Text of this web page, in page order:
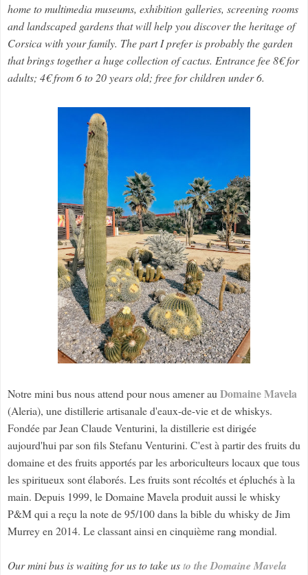
home to multimedia museums, exhibition galleries, screening rooms
and landscaped gardens that will help you discover the heritage of
Corsica with your family. The part I prefer is probably the garden
that brings together a huge collection of cactus. Entrance fee 8€ for
adults; 4€ from 6 to 20 years old; free for children under 6.
Notre mini bus nous attend pour nous amener auDomaine Mavela
(Aleria), une distillerie artisanale d'eaux-de-vie et de whiskys.
Fondée par Jean Claude Venturini, la distillerie est dirigée
aujourd'hui par son fils Stefanu Venturini. C'est à partir des fruits du
domaine et des fruits apportés par les arboriculteurs locaux que tous
les spiritueux sont élaborés. Les fruits sont récoltés et épluchés à la
main. Depuis 1999, le Domaine Mavela produit aussi le whisky
P&M qui a reçu la note de 95/100 dans la bible du whisky de Jim
Murrey en 2014. Le classant ainsi en cinquième rang mondial.
Our mini bus is waiting for us to take usto the Domaine Mavela